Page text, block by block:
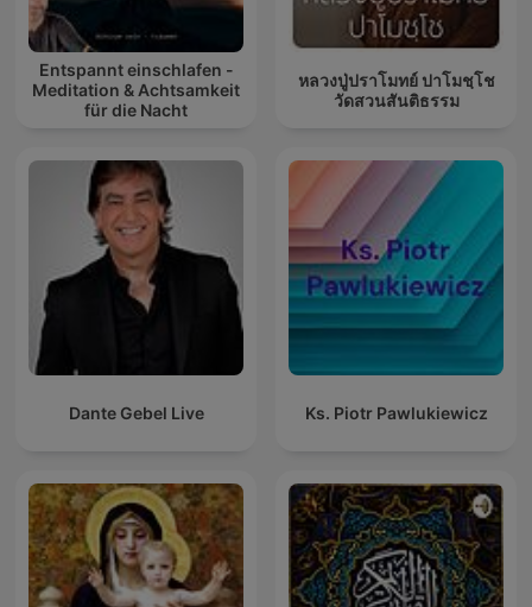
Entspannt einschlafen -
Meditation & Achtsamkeit
für die Nacht
หลวงปู่ปราโมทย์ ปาโมชฺโช
วัดสวนสันติธรรม
Dante Gebel Live Ks. Piotr Pawlukiewicz